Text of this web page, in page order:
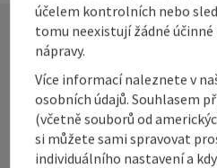
Kontakt
Alpenland Tourismus
účelem kontrolních nebo
tomu neexistují žádné
nápravy.
Více informací naleznete v
osobních údajů. Souhlasem
(včetně souborů od
si můžete sami spravovat
individuálního nastavení a